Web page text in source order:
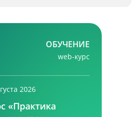
ОБУЧЕНИЕ
web-курс
2026
«Практика